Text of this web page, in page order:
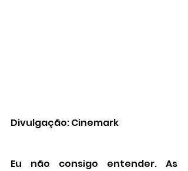
Divulgação: Cinemark
Eu não consigo entender. As